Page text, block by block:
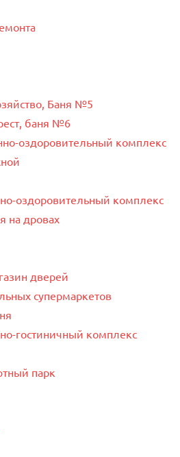
Баня №5
баня №6
оздоровительный комплекс
оздоровительный комплекс
на дровах
дверей
супермаркетов
гостиничный комплекс
парк